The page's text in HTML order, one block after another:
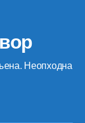
Неопходна